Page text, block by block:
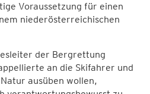
Voraussetzung für einen
niederösterreichischen
der Bergrettung
an die Skifahrer und
ausüben wollen,